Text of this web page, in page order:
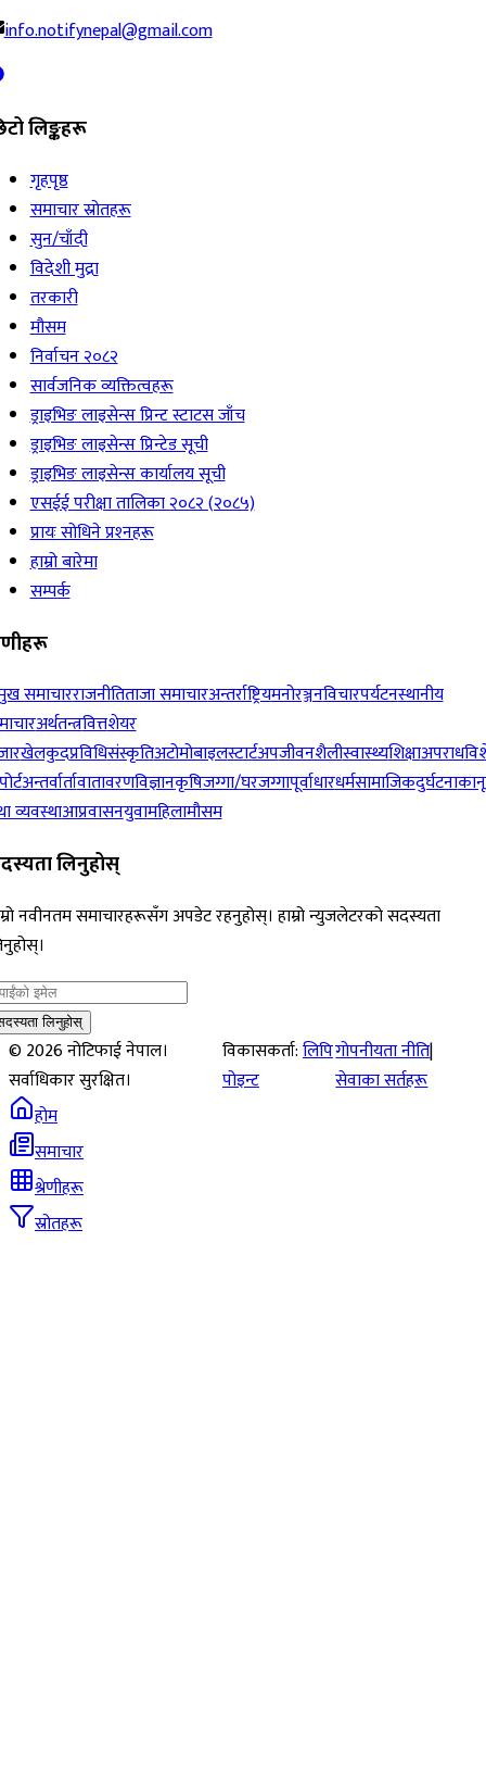
info.notifynepal@gmail.com
लिङ्कहरू
गृहपृष्ठ
समाचार स्रोतहरू
सुन/चाँदी
विदेशी मुद्रा
तरकारी
मौसम
निर्वाचन २०८२
सार्वजनिक व्यक्तित्वहरू
ड्राइभिङ लाइसेन्स प्रिन्ट स्टाटस जाँच
ड्राइभिङ लाइसेन्स प्रिन्टेड सूची
ड्राइभिङ लाइसेन्स कार्यालय सूची
एसईई परीक्षा तालिका २०८२ (२०८५)
प्रायः सोधिने प्रश्‍नहरू
हाम्रो बारेमा
सम्पर्क
समाचारराजनीतिताजा समाचारअन्तर्राष्ट्रियमनोरञ्जनविचारपर्यटनस्थानीय
अर्थतन्त्रवित्तशेयर
खेलकुदप्रविधिसंस्कृतिअटोमोबाइलस्टार्टअपजीवनशैलीस्वास्थ्यशिक्षाअपराध
अन्तर्वार्तावातावरणविज्ञानकृषिजग्गा/घरजग्गापूर्वाधारधर्मसामाजिकदुर्घटना
व्यवस्थाआप्रवासनयुवामहिलामौसम
लिनुहोस्
नवीनतम समाचारहरूसँग अपडेट रहनुहोस्। हाम्रो न्युजलेटरको सदस्यता
लिनुहोस्
©2026नोटिफाई नेपाल।
सर्वाधिकार सुरक्षित।
विकासकर्ता:लिपि
पोइन्ट
गोपनीयता नीति|
सेवाका सर्तहरू
होम
समाचार
श्रेणीहरू
स्रोतहरू